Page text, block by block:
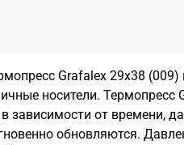
Grafalex 29х38
носители. Термопресс
зависимости от времени,
обновляются.